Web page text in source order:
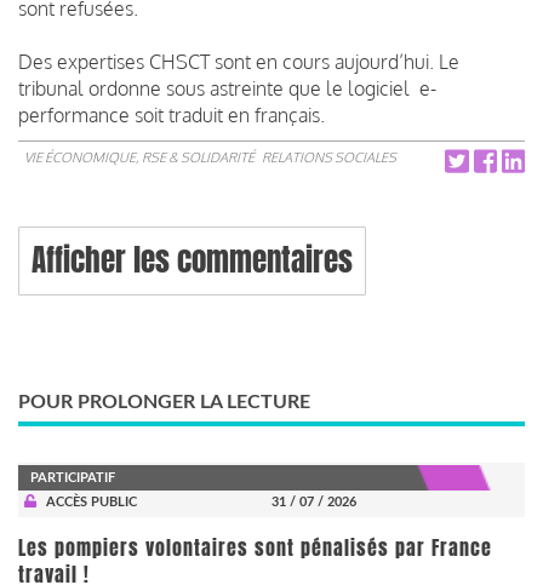
sont refusées.
Des expertises CHSCT sont en cours aujourd’hui. Le
tribunal ordonne sous astreinte que le logiciel e-
performance soit traduit en français.
VIE ÉCONOMIQUE, RSE & SOLIDARITÉ RELATIONS SOCIALES
Afficher les commentaires
POUR PROLONGER LA LECTURE
PARTICIPATIF
ACCÈS PUBLIC
31 / 07 / 2026
Les pompiers volontaires sont pénalisés par France
travail !